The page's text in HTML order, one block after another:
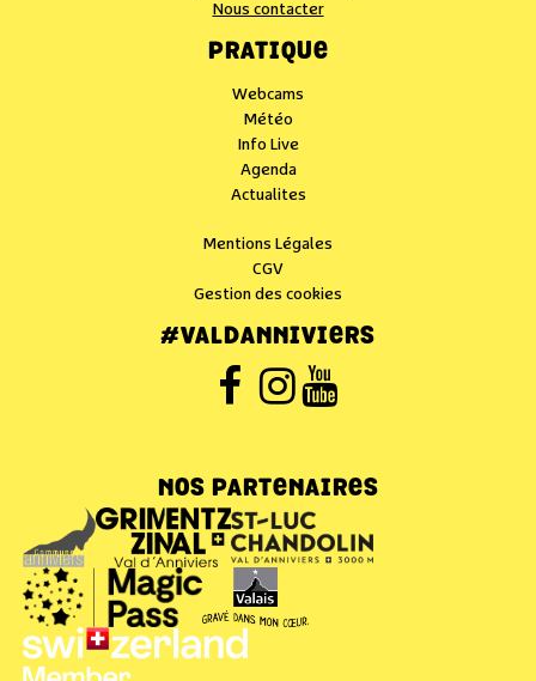
Nous contacter
PRATIQUE
Webcams
Météo
Info Live
Agenda
Actualites
Mentions Légales
CGV
Gestion des cookies
#VALDANNIVIERS
NOS PARTENAIRES